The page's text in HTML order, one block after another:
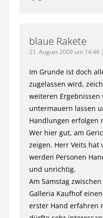
blaue Rakete
21. August 2009 um 14:46 |
Im Grunde ist doch
zugelassen wird,
weiteren
untermauern lassen
Handlungen erfolgen
Wer hier gut, am
zeigen. Herr Veits
werden Personen
und unrichtig.
Am Samstag
Galleria Kaufhof
erster Hand erfahren